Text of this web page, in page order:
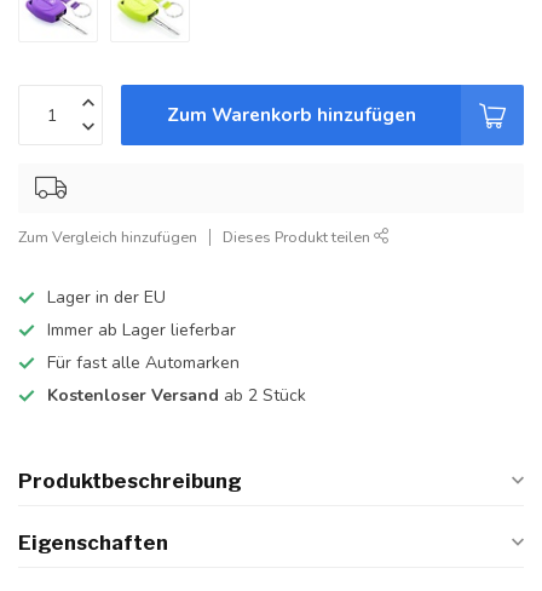
Zum Warenkorb hinzufügen
Zum Vergleich hinzufügen Dieses Produkt teilen
Lager in der EU
Immer ab Lager lieferbar
Für fast alle Automarken
Kostenloser Versand ab 2 Stück
Produktbeschreibung
Eigenschaften